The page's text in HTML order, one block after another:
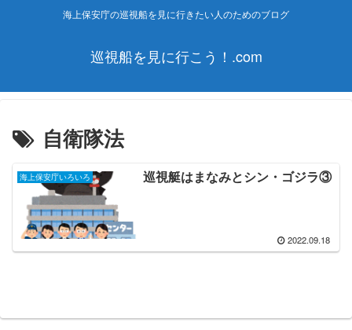
海上保安庁の巡視船を見に行きたい人のためのブログ
巡視船を見に行こう！.com
自衛隊法
海上保安庁いろいろ 巡視艇はまなみとシン・ゴジラ③
2022.09.18